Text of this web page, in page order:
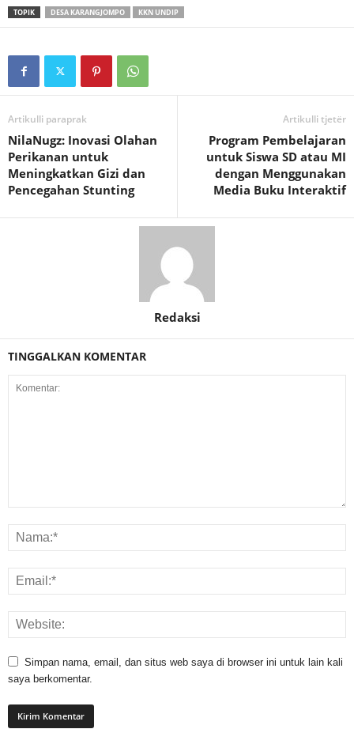
TOPIK DESA KARANGJOMPO KKN UNDIP
Artikulli paraprak
NilaNugz: Inovasi Olahan
Perikanan untuk
Meningkatkan Gizi dan
Pencegahan Stunting
Artikulli tjetër
Program Pembelajaran
untuk Siswa SD atau MI
dengan Menggunakan
Media Buku Interaktif
Redaksi
TINGGALKAN KOMENTAR
Simpan nama, email, dan situs web saya di browser ini untuk lain kali
saya berkomentar.